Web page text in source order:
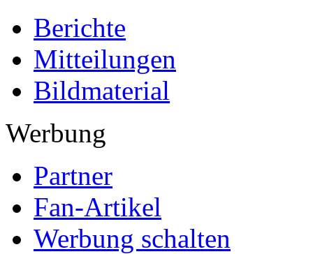
Berichte
Mitteilungen
Bildmaterial
Werbung
Partner
Fan-Artikel
Werbung schalten